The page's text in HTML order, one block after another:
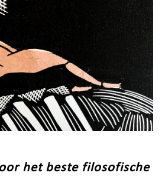
het beste filosofische